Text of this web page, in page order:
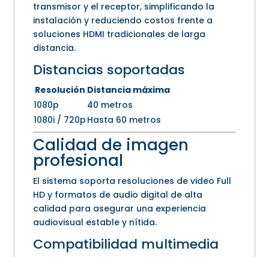
transmisor y el receptor, simplificando la
instalación y reduciendo costos frente a
soluciones HDMI tradicionales de larga
distancia.
Distancias soportadas
Resolución Distancia máxima
1080p
40 metros
1080i / 720p Hasta 60 metros
Calidad de imagen
profesional
El sistema soporta resoluciones de video Full
HD y formatos de audio digital de alta
calidad para asegurar una experiencia
audiovisual estable y nítida.
Compatibilidad multimedia